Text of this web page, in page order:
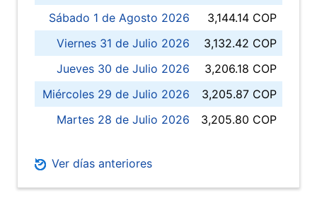
Sábado 1 de Agosto 2026
3,144.14 COP
Viernes 31 de Julio 2026
3,132.42 COP
Jueves 30 de Julio 2026
3,206.18 COP
Miércoles 29 de Julio 2026
3,205.87 COP
Martes 28 de Julio 2026
3,205.80 COP
Ver días anteriores